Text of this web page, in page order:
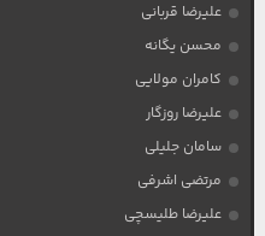
علیرضا قربانی
محسن یگانه
کامران مولایی
علیرضا روزگار
سامان جلیلی
مرتضی اشرفی
علیرضا طلیسچی